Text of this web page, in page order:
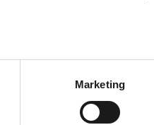
Marketing